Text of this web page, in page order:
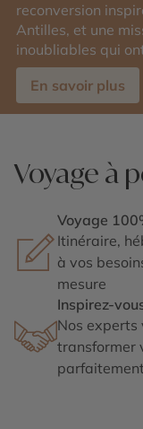
reconversion
Antilles, et une
inoubliables qui
En savoir plus
Voyage à
Voyage
Itinéraire,
à vos
mesure
Inspirez-
Nos experts
transformer